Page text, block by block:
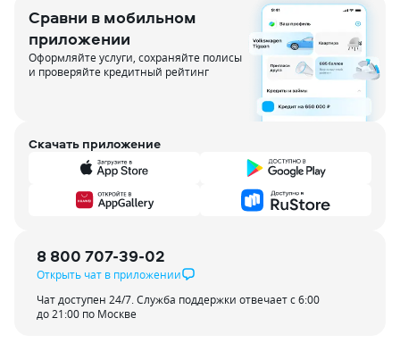
Сравни в мобильном
приложении
Оформляйте услуги, сохраняйте полисы
и проверяйте кредитный рейтинг
Скачать приложение
8 800 707-39-02
Открыть чат в приложении
Чат доступен 24/7. Служба поддержки отвечает с 6:00
до 21:00 по Москве